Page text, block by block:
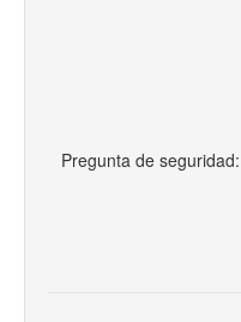
Pregunta de seguridad: